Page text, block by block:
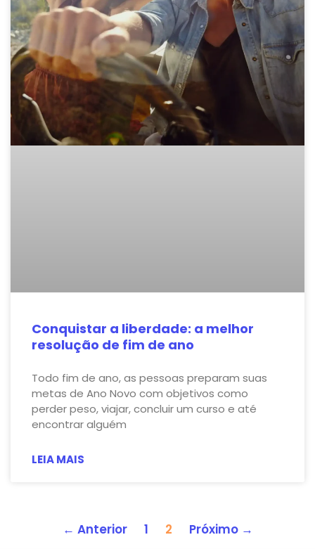
Conquistar a liberdade: a melhor
resolução de fim de ano
Todo fim de ano, as pessoas preparam suas
metas de Ano Novo com objetivos como
perder peso, viajar, concluir um curso e até
encontrar alguém
LEIA MAIS
← Anterior 1 2 Próximo →